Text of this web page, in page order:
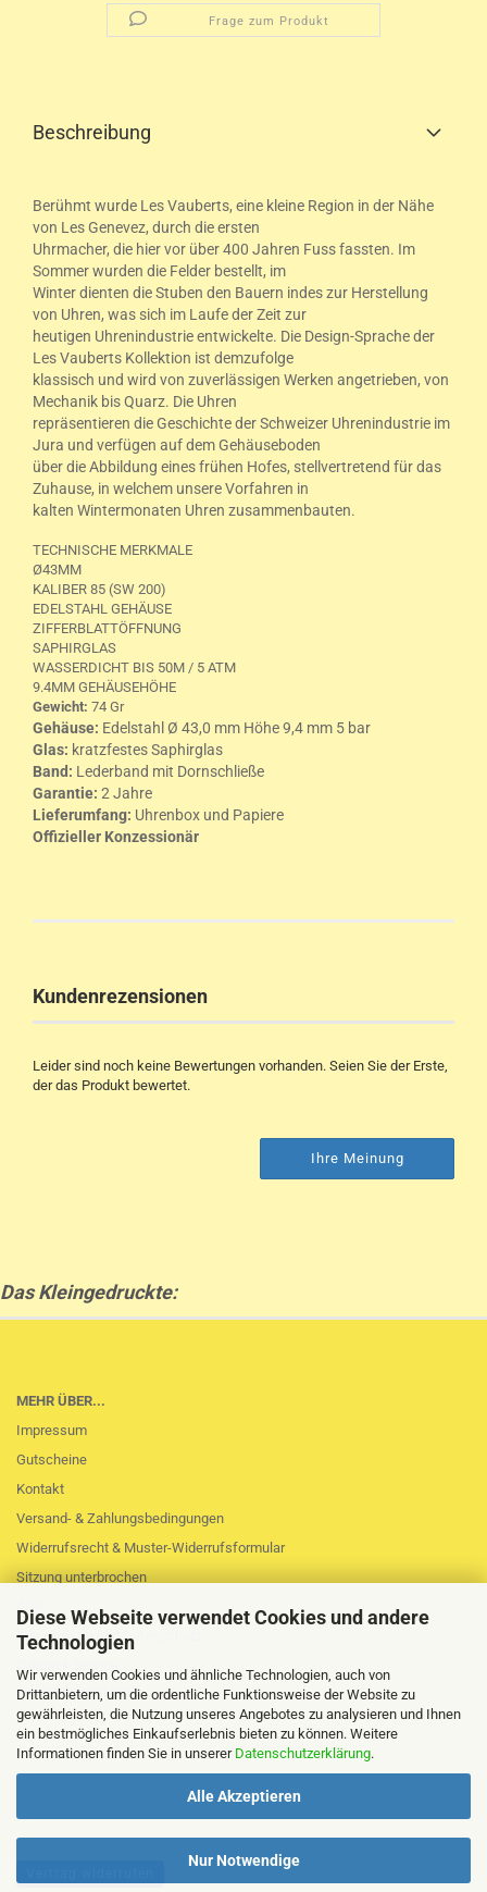
Diese Webseite verwendet Cookies und andere
Technologien
Wir verwenden Cookies und ähnliche Technologien, auch von
Drittanbietern, um die ordentliche Funktionsweise der Website zu
gewährleisten, die Nutzung unseres Angebotes zu analysieren und Ihnen
ein bestmögliches Einkaufserlebnis bieten zu können. Weitere
Informationen finden Sie in unserer Datenschutzerklärung.
Alle Akzeptieren
Nur Notwendige
Frage zum Produkt
Beschreibung
Berühmt wurde Les Vauberts, eine kleine Region in der Nähe
von Les Genevez, durch die ersten
Uhrmacher, die hier vor über 400 Jahren Fuss fassten. Im
Sommer wurden die Felder bestellt, im
Winter dienten die Stuben den Bauern indes zur Herstellung
von Uhren, was sich im Laufe der Zeit zur
heutigen Uhrenindustrie entwickelte. Die Design-Sprache der
Les Vauberts Kollektion ist demzufolge
klassisch und wird von zuverlässigen Werken angetrieben, von
Mechanik bis Quarz. Die Uhren
repräsentieren die Geschichte der Schweizer Uhrenindustrie im
Jura und verfügen auf dem Gehäuseboden
über die Abbildung eines frühen Hofes, stellvertretend für das
Zuhause, in welchem unsere Vorfahren in
kalten Wintermonaten Uhren zusammenbauten.
TECHNISCHE MERKMALE
Ø43MM
KALIBER 85 (SW 200)
EDELSTAHL GEHÄUSE
ZIFFERBLATTÖFFNUNG
SAPHIRGLAS
WASSERDICHT BIS 50M / 5 ATM
9.4MM GEHÄUSEHÖHE
Gewicht: 74 Gr
Gehäuse: Edelstahl Ø 43,0 mm Höhe 9,4 mm 5 bar
Glas: kratzfestes Saphirglas
Band: Lederband mit Dornschließe
Garantie: 2 Jahre
Lieferumfang: Uhrenbox und Papiere
Offizieller Konzessionär
Kundenrezensionen
Leider sind noch keine Bewertungen vorhanden. Seien Sie der Erste,
der das Produkt bewertet.
Ihre Meinung
Das Kleingedruckte:
MEHR ÜBER...
Impressum
Gutscheine
Kontakt
Versand- & Zahlungsbedingungen
Widerrufsrecht & Muster-Widerrufsformular
Sitzung unterbrochen
AGB
Privatsphäre und Datenschutz
Callback Service
Cookie Einstellungen